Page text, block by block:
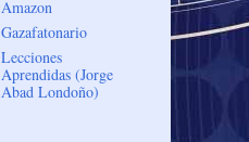
Amazon
Gazafatonario
Lecciones
Aprendidas (Jorge
Abad Londoño)